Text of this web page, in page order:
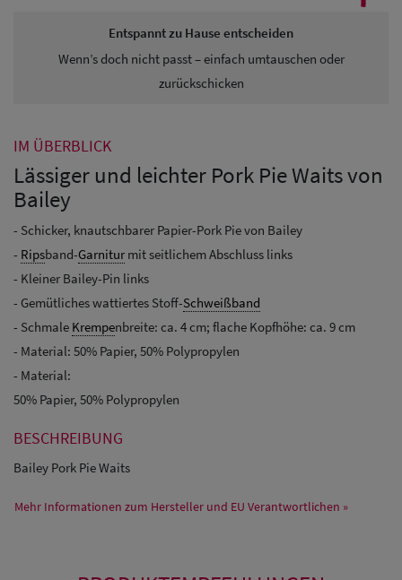
Entspannt zu Hause entscheiden
Wenn’s doch nicht passt – einfach umtauschen oder
zurückschicken
IM ÜBERBLICK
Lässiger und leichter Pork Pie Waits von
Bailey
- Schicker, knautschbarer Papier-Pork Pie von Bailey
- Ripsband-Garnitur mit seitlichem Abschluss links
- Kleiner Bailey-Pin links
- Gemütliches wattiertes Stoff-Schweißband
- Schmale Krempenbreite: ca. 4 cm; flache Kopfhöhe: ca. 9 cm
- Material: 50% Papier, 50% Polypropylen
- Material:
50% Papier, 50% Polypropylen
BESCHREIBUNG
Bailey Pork Pie Waits
Mehr Informationen zum Hersteller und EU Verantwortlichen »